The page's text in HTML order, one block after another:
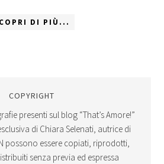
DI PIÙ...
COPYRIGHT
presenti sul blog “That’s Amore!”
di Chiara Selenati, autrice di
possono essere copiati, riprodotti,
senza previa ed espressa